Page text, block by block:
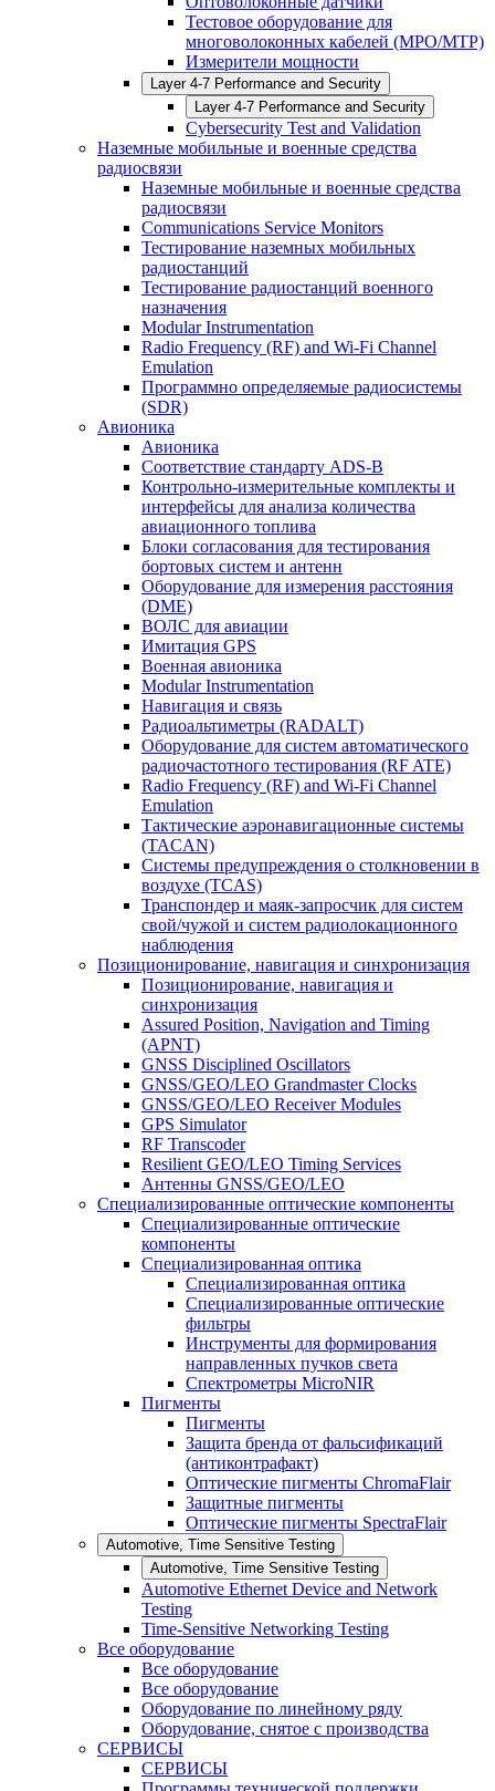
Тестовое оборудование для
многоволоконных кабелей (MPO/MTP)
Измерители мощности
Layer 4-7 Performance and Security
Layer 4-7 Performance and Security
Cybersecurity Test and Validation
Наземные мобильные и военные средства
радиосвязи
Наземные мобильные и военные средства
радиосвязи
Communications Service Monitors
Тестирование наземных мобильных
радиостанций
Тестирование радиостанций военного
назначения
Modular Instrumentation
Radio Frequency (RF) and Wi-Fi Channel
Emulation
Программно определяемые радиосистемы
(SDR)
Авионика
Авионика
Соответствие стандарту ADS-B
Контрольно-измерительные комплекты и
интерфейсы для анализа количества
авиационного топлива
Блоки согласования для тестирования
бортовых систем и антенн
Оборудование для измерения расстояния
(DME)
ВОЛС для авиации
Имитация GPS
Военная авионика
Modular Instrumentation
Навигация и связь
Радиоальтиметры (RADALT)
Оборудование для систем автоматического
радиочастотного тестирования (RF ATE)
Radio Frequency (RF) and Wi-Fi Channel
Emulation
Тактические аэронавигационные системы
(TACAN)
Системы предупреждения о столкновении в
воздухе (TCAS)
Транспондер и маяк-запросчик для систем
свой/чужой и систем радиолокационного
наблюдения
Позиционирование, навигация и синхронизация
Позиционирование, навигация и
синхронизация
Assured Position, Navigation and Timing
(APNT)
GNSS Disciplined Oscillators
GNSS/GEO/LEO Grandmaster Clocks
GNSS/GEO/LEO Receiver Modules
GPS Simulator
RF Transcoder
Resilient GEO/LEO Timing Services
Антенны GNSS/GEO/LEO
Специализированные оптические компоненты
Специализированные оптические
компоненты
Специализированная оптика
Специализированная оптика
Специализированные оптические
фильтры
Инструменты для формирования
направленных пучков света
Спектрометры MicroNIR
Пигменты
Пигменты
Защита бренда от фальсификаций
(антиконтрафакт)
Оптические пигменты ChromaFlair
Защитные пигменты
Оптические пигменты SpectraFlair
Automotive, Time Sensitive Testing
Automotive, Time Sensitive Testing
Automotive Ethernet Device and Network
Testing
Time-Sensitive Networking Testing
Все оборудование
Все оборудование
Все оборудование
Оборудование по линейному ряду
Оборудование, снятое с производства
СЕРВИСЫ
СЕРВИСЫ